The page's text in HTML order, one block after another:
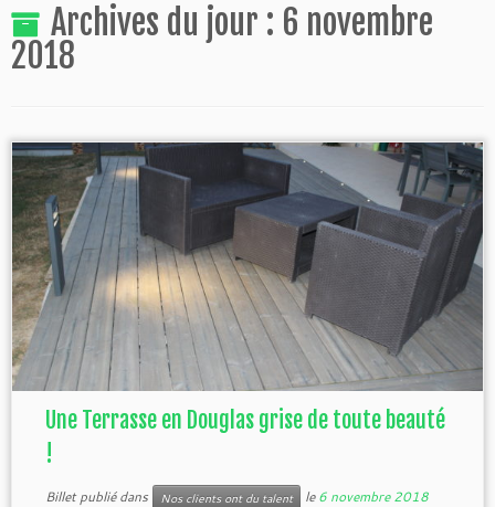
Archives du jour : 6 novembre
2018
Une Terrasse en Douglas grise de toute beauté
!
Billet publié dans Nos clients ont du talent le6 novembre 2018